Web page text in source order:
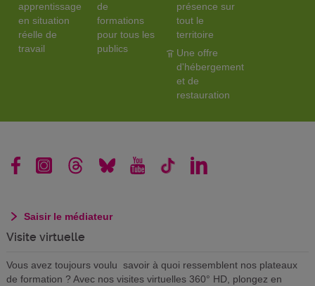
apprentissage
en situation
réelle de
travail
de
formations
pour tous les
publics
présence sur
tout le
territoire
Une offre
d'hébergement
et de
restauration
Saisir le médiateur
Visite virtuelle
Vous avez toujours voulu savoir à quoi ressemblent nos plateaux
de formation ? Avec nos visites virtuelles 360° HD, plongez en